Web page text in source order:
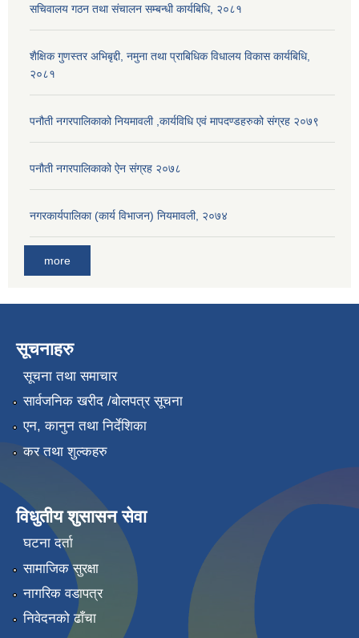
सचिवालय गठन तथा संचालन सम्बन्धी कार्यबिधि, २०८१
शैक्षिक गुणस्तर अभिबृद्दी, नमुना तथा प्राबिधिक विधालय विकास कार्यबिधि,
२०८१
पनौती नगरपालिकाको नियमावली ,कार्यविधि एवं मापदण्डहरुको संग्रह २०७९
पनौती नगरपालिकाको ऐन संग्रह २०७८
नगरकार्यपालिका (कार्य विभाजन) नियमावली, २०७४
more
सूचनाहरु
सूचना तथा समाचार
सार्वजनिक खरीद /बोलपत्र सूचना
एन, कानुन तथा निर्देशिका
कर तथा शुल्कहरु
विधुतीय शुसासन सेवा
घटना दर्ता
सामाजिक सुरक्षा
नागरिक वडापत्र
निवेदनको ढाँचा